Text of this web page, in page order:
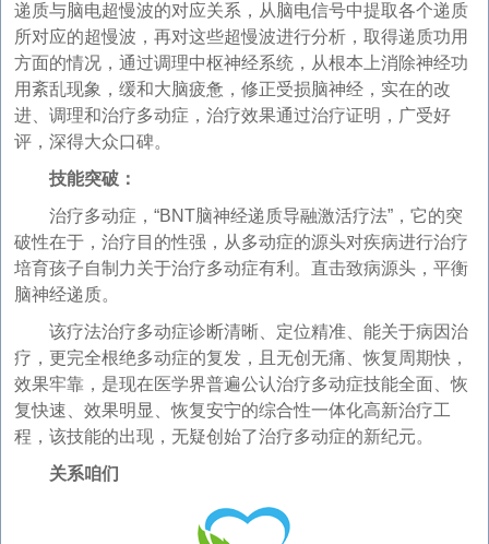
递质与脑电超慢波的对应关系，从脑电信号中提取各个递质
所对应的超慢波，再对这些超慢波进行分析，取得递质功用
方面的情况，通过调理中枢神经系统，从根本上消除神经功
用紊乱现象，缓和大脑疲惫，修正受损脑神经，实在的改
进、调理和治疗多动症，治疗效果通过治疗证明，广受好
评，深得大众口碑。
技能突破：
治疗多动症，“BNT脑神经递质导融激活疗法”，它的突
破性在于，治疗目的性强，从多动症的源头对疾病进行治疗
培育孩子自制力关于治疗多动症有利。直击致病源头，平衡
脑神经递质。
该疗法治疗多动症诊断清晰、定位精准、能关于病因治
疗，更完全根绝多动症的复发，且无创无痛、恢复周期快，
效果牢靠，是现在医学界普遍公认治疗多动症技能全面、恢
复快速、效果明显、恢复安宁的综合性一体化高新治疗工
程，该技能的出现，无疑创始了治疗多动症的新纪元。
关系咱们